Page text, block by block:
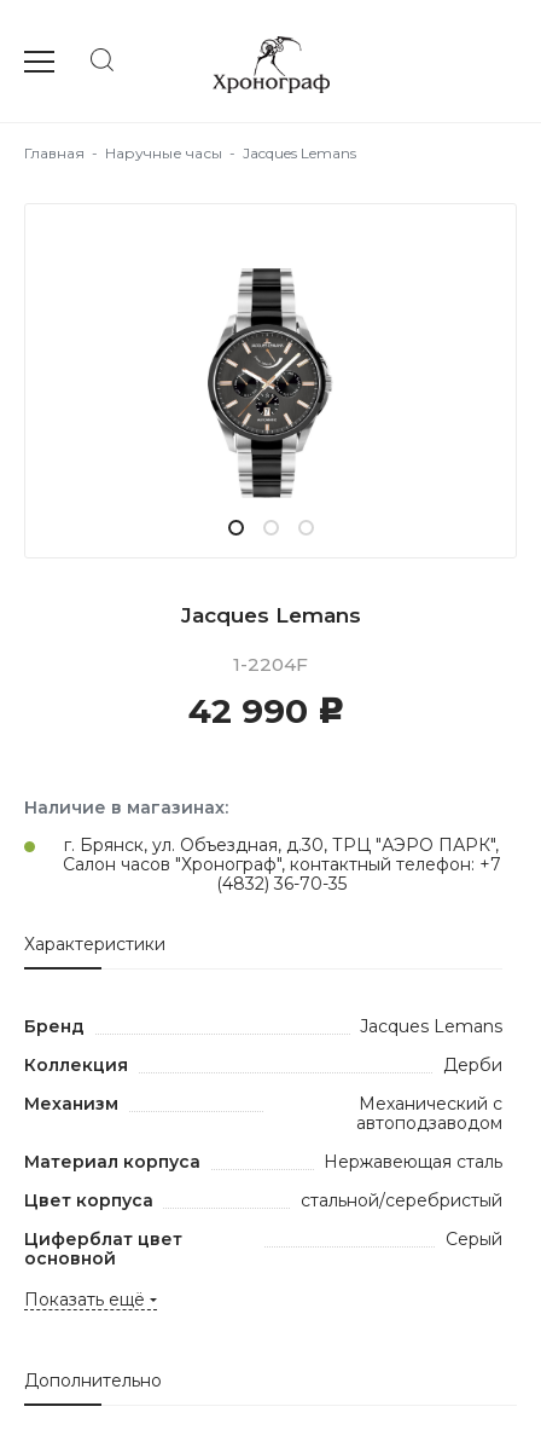
Главная - Наручные часы - Jacques Lemans
Jacques Lemans
1-2204F
42 990 c
Наличие в магазинах:
г. Брянск, ул. Объездная, д.30, ТРЦ "АЭРО ПАРК",
Салон часов "Хронограф", контактный телефон: +7
(4832) 36-70-35
Характеристики
Бренд
Jacques Lemans
Коллекция
Дерби
Механизм
Механический с
автоподзаводом
Материал корпуса
Нержавеющая сталь
Цвет корпуса
стальной/серебристый
Циферблат цвет
основной
Серый
Показать ещё
Дополнительно